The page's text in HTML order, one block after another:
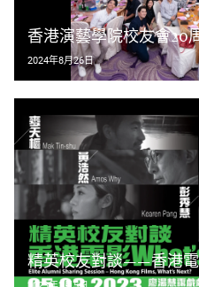
香港演藝學院校友會20
2024年8月26日
精英校友對談——香港電